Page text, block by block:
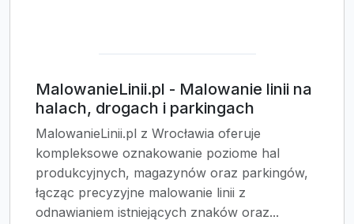
MalowanieLinii.pl - Malowanie linii na
halach, drogach i parkingach
MalowanieLinii.pl z Wrocławia oferuje
kompleksowe oznakowanie poziome hal
produkcyjnych, magazynów oraz parkingów,
łącząc precyzyjne malowanie linii z
odnawianiem istniejących znaków oraz...